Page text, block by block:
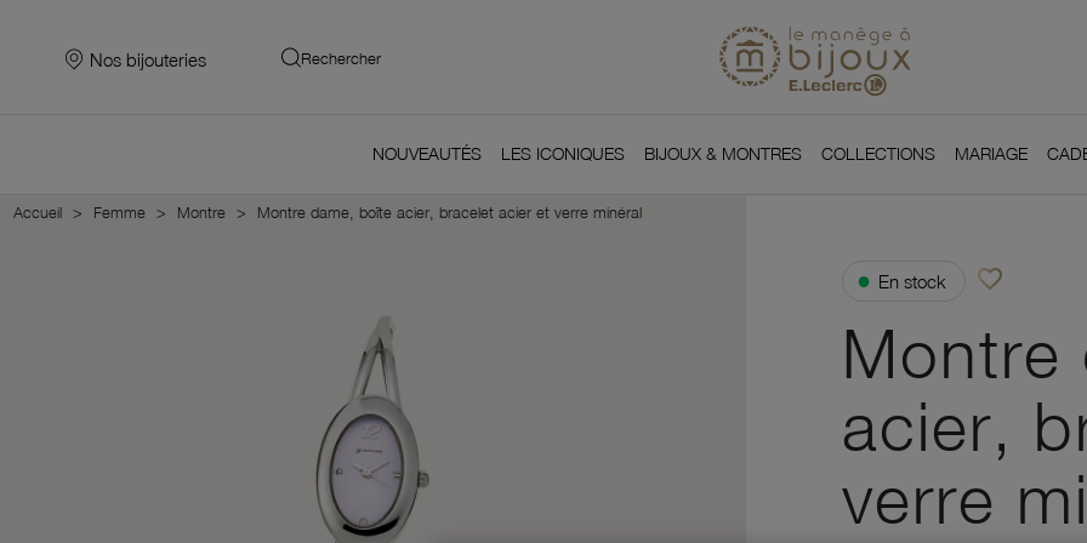
Nos bijouteries Rechercher
NOUVEAUTÉS LES ICONIQUES BIJOUX & MONTRES COLLECTIONS MARIAGE
Accueil Femme Montre Montre dame, boîte acier, bracelet acier et verre minéral
● En stock favorite_borderAjouter à vos
Montre
acier,
verre